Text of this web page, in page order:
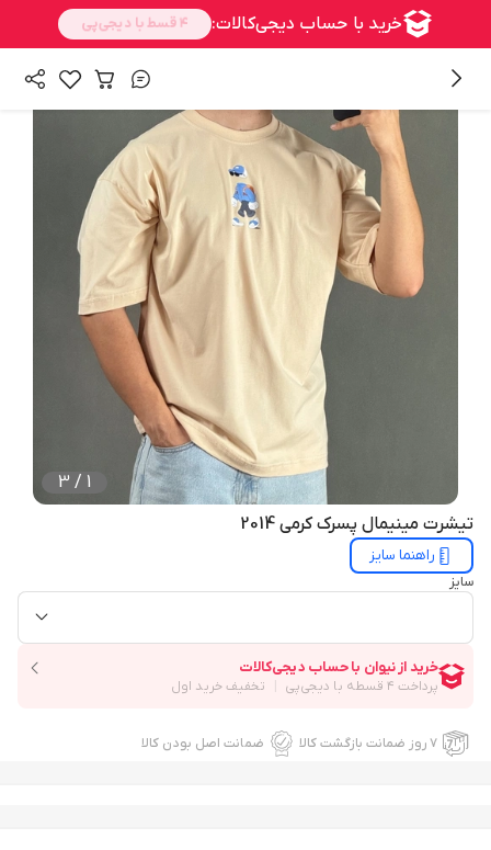
1
/
3
تیشرت مینیمال پسرک کرمی 2014
راهنما سایز
سایز
۷ روز ضمانت بازگشت کالا ضمانت اصل بودن کالا